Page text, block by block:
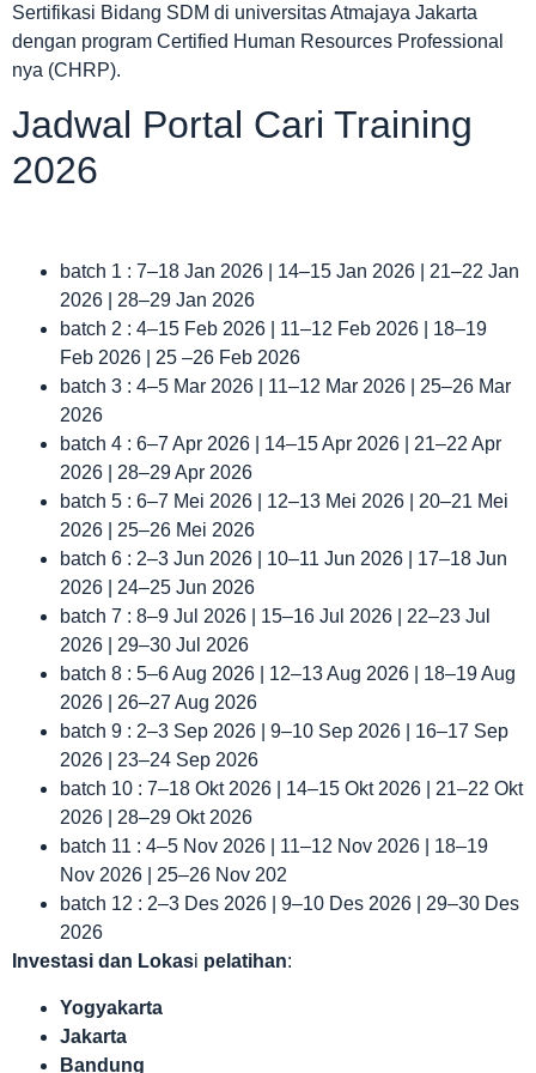
Sertifikasi Bidang SDM di universitas Atmajaya Jakarta
dengan program Certified Human Resources Professional
nya (CHRP).
Jadwal Portal Cari Training
2026
batch 1 : 7–18 Jan 2026 | 14–15 Jan 2026 | 21–22 Jan
2026 | 28–29 Jan 2026
batch 2 : 4–15 Feb 2026 | 11–12 Feb 2026 | 18–19
Feb 2026 | 25 –26 Feb 2026
batch 3 : 4–5 Mar 2026 | 11–12 Mar 2026 | 25–26 Mar
2026
batch 4 : 6–7 Apr 2026 | 14–15 Apr 2026 | 21–22 Apr
2026 | 28–29 Apr 2026
batch 5 : 6–7 Mei 2026 | 12–13 Mei 2026 | 20–21 Mei
2026 | 25–26 Mei 2026
batch 6 : 2–3 Jun 2026 | 10–11 Jun 2026 | 17–18 Jun
2026 | 24–25 Jun 2026
batch 7 : 8–9 Jul 2026 | 15–16 Jul 2026 | 22–23 Jul
2026 | 29–30 Jul 2026
batch 8 : 5–6 Aug 2026 | 12–13 Aug 2026 | 18–19 Aug
2026 | 26–27 Aug 2026
batch 9 : 2–3 Sep 2026 | 9–10 Sep 2026 | 16–17 Sep
2026 | 23–24 Sep 2026
batch 10 : 7–18 Okt 2026 | 14–15 Okt 2026 | 21–22 Okt
2026 | 28–29 Okt 2026
batch 11 : 4–5 Nov 2026 | 11–12 Nov 2026 | 18–19
Nov 2026 | 25–26 Nov 202
batch 12 : 2–3 Des 2026 | 9–10 Des 2026 | 29–30 Des
2026
Investasi dan Lokasi pelatihan:
Yogyakarta
Jakarta
Bandung